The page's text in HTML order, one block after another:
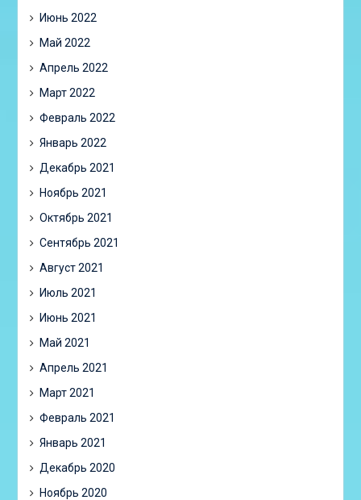
Июнь 2022
Май 2022
Апрель 2022
Март 2022
Февраль 2022
Январь 2022
Декабрь 2021
Ноябрь 2021
Октябрь 2021
Сентябрь 2021
Август 2021
Июль 2021
Июнь 2021
Май 2021
Апрель 2021
Март 2021
Февраль 2021
Январь 2021
Декабрь 2020
Ноябрь 2020